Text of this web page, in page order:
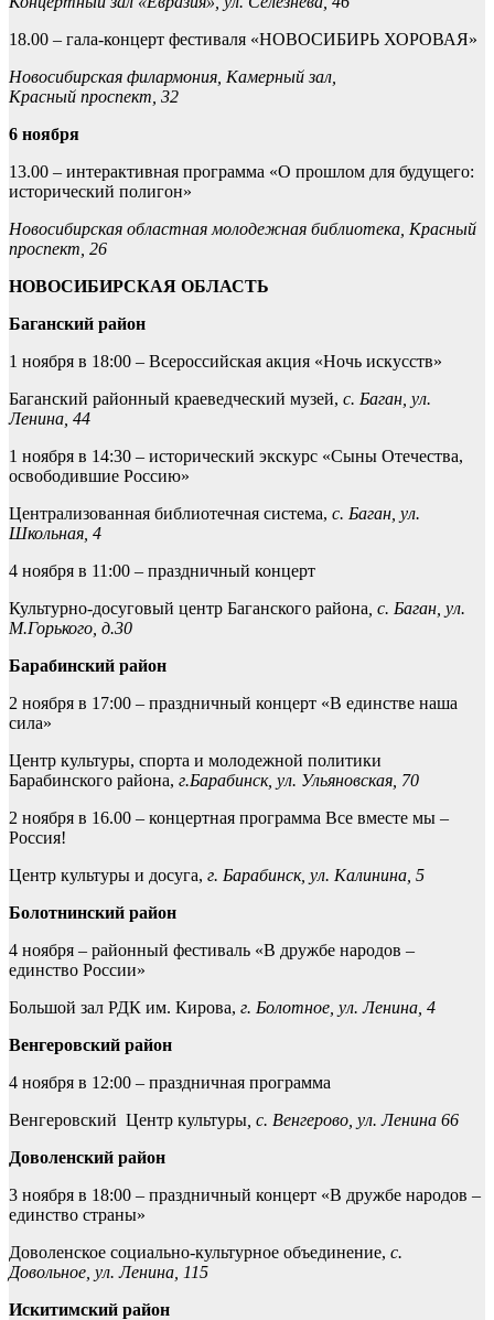
18.00 – гала-концерт фестиваля «НОВОСИБИРЬ ХОРОВАЯ»
Новосибирская филармония, Камерный зал,
Красный проспект, 32
6 ноября
13.00 – интерактивная программа «О прошлом для будущего:
исторический полигон»
Новосибирская областная молодежная библиотека, Красный
проспект, 26
НОВОСИБИРСКАЯ ОБЛАСТЬ
Баганский район
1 ноября в 18:00 – Всероссийская акция «Ночь искусств»
Баганский районный краеведческий музей, с. Баган, ул.
Ленина, 44
1 ноября в 14:30 – исторический экскурс «Сыны Отечества,
освободившие Россию»
Централизованная библиотечная система, с. Баган, ул.
Школьная, 4
4 ноября в 11:00 – праздничный концерт
Культурно-досуговый центр Баганского района , с. Баган, ул.
М.Горького, д.30
Барабинский район
2 ноября в 17:00 – праздничный концерт «В единстве наша
сила»
Центр культуры, спорта и молодежной политики
Барабинского района, г.Барабинск, ул. Ульяновская, 70
2 ноября в 16.00 – концертная программа Все вместе мы –
Россия!
Центр культуры и досуга, г. Барабинск, ул. Калинина, 5
Болотнинский район
4 ноября – районный фестиваль «В дружбе народов –
единство России»
Большой зал РДК им. Кирова, г. Болотное, ул. Ленина, 4
Венгеровский район
4 ноября в 12:00 – праздничная программа
Венгеровский Центр культуры , с. Венгерово, ул. Ленина 66
Доволенский район
3 ноября в 18:00 – праздничный концерт «В дружбе народов –
единство страны»
Доволенское социально-культурное объединение, с.
Довольное, ул. Ленина, 115
Искитимский район